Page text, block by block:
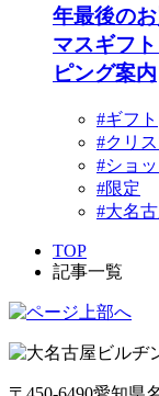
年最後の
マスギフ
ピング案内
#ギフト
#クリ
#ショ
#限定
#大名
TOP
記事一覧